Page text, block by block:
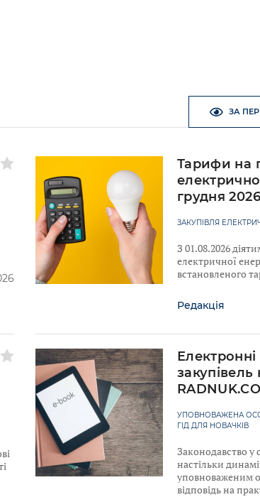
ЗА
Тарифи на
грудня
ЗАКУПІВЛЯ
З 01.08.2026
електричної
встановленого
Редакція
закупівель
УПОВНОВАЖЕНА
ГІД ДЛЯ НОВАЧКІВ
Законодавство у
настільки
уповноваженим
відповідь на